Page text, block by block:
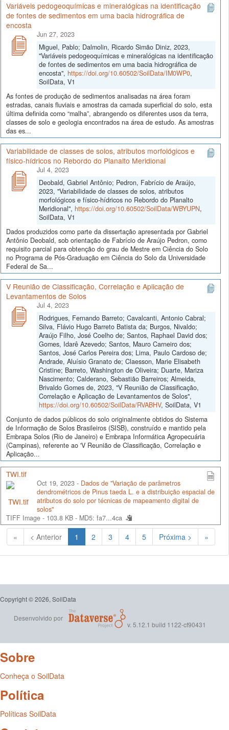
Variáveis pedogeoquímicas e mineralógicas na identificação
de fontes de sedimentos em uma bacia hidrográfica de
encosta
Jun 27, 2023
Miguel, Pablo; Dalmolin, Ricardo Simão Diniz, 2023,
"Variáveis pedogeoquímicas e mineralógicas na identificação
de fontes de sedimentos em uma bacia hidrográfica de
encosta", https://doi.org/10.60502/SoilData/IM0WP0,
SoilData, V1
As fontes de produção de sedimentos analisadas na área foram
estradas, canais fluviais e amostras da camada superficial do solo, esta
última definida como “malha”, abrangendo os diferentes usos da terra,
classes de solo e geologia encontrados na área de estudo. As amostras
das es...
Variabilidade de classes de solos, atributos morfológicos e
físico-hídricos no Rebordo do Planalto Meridional
Jul 4, 2023
Deobald, Gabriel Antônio; Pedron, Fabrício de Araújo,
2023, "Variabilidade de classes de solos, atributos
morfológicos e físico-hídricos no Rebordo do Planalto
Meridional", https://doi.org/10.60502/SoilData/WBYUPN,
SoilData, V1
Dados produzidos como parte da dissertação apresentada por Gabriel
Antônio Deobald, sob orientação de Fabrício de Araújo Pedron, como
requisito parcial para obtenção do grau de Mestre em Ciência do Solo
no Programa de Pós-Graduação em Ciência do Solo da Universidade
Federal de Sa...
V Reunião de Classificação, Correlação e Aplicação de
Levantamentos de Solos
Jul 4, 2023
Rodrigues, Fernando Barreto; Cavalcanti, Antonio Cabral;
Silva, Flávio Hugo Barreto Batista da; Burgos, Nivaldo;
Araújo Filho, José Coelho de; Santos, Raphael David dos;
Gomes, Idarê Azevedo; Santos, Mauro Carneiro dos;
Santos, José Carlos Pereira dos; Lima, Paulo Cardoso de;
Andrade, Aluísio Granato de; Claesson, Marie Elisabeth
Cristine; Barreto, Washington de Oliveira; Duarte, Mariza
Nascimento; Calderano, Sebastião Barreiros; Almeida,
Brivaldo Gomes de, 2023, "V Reunião de Classificação,
Correlação e Aplicação de Levantamentos de Solos",
https://doi.org/10.60502/SoilData/RVABHV, SoilData, V1
Conjunto de dados públicos do solo originalmente obtidos do Sistema
de Informação de Solos Brasileiros (SISB), construído e mantido pela
Embrapa Solos (Rio de Janeiro) e Embrapa Informática Agropecuária
(Campinas), referente ao 'V Reunião de Classificação, Correlação e
Aplicação...
TWI.tif
Oct 19, 2023 - Dados de "Variação de parâmetros
dendrométricos de Pinus taeda L. e a distribuição espacial de
atributos do solo por técnicas de mapeamento digital de
solos"
TIFF Image - 103.8 KB - MD5: fa7...4ca
« < Anterior 1 (Atual)
2 3 4 5 Próxima > »
Copyright © 2026, SoilData
Desenvolvido por
v. 5.12.1 build 1122-cf90431
Sobre
Conheça o SoilData
Política
Políticas SoilData